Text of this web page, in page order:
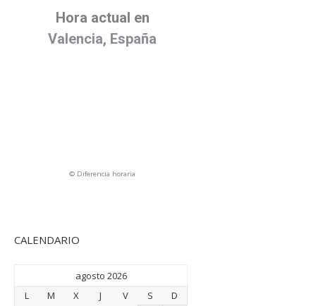
Hora actual en
Valencia, España
© Diferencia horaria
CALENDARIO
agosto 2026
L
M X J V S
D